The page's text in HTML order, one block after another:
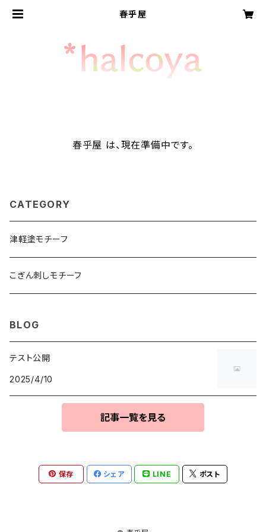
春乎屋
春乎屋 は、現在準備中です。
CATEGORY
津軽塗モチーフ
こぎん刺しモチーフ
BLOG
テスト公開
2025/4/10
記事一覧を見る
保存 シェア LINE ポスト